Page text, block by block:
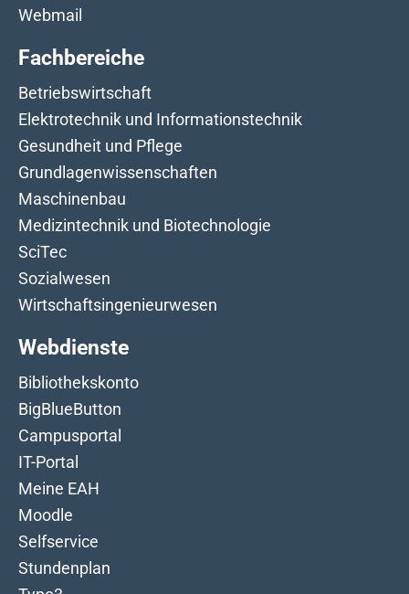
Webmail
Fachbereiche
Betriebswirtschaft
Elektrotechnik und Informationstechnik
Gesundheit und Pflege
Grundlagenwissenschaften
Maschinenbau
Medizintechnik und Biotechnologie
SciTec
Sozialwesen
Wirtschaftsingenieurwesen
Webdienste
Bibliothekskonto
BigBlueButton
Campusportal
IT-Portal
Meine EAH
Moodle
Selfservice
Stundenplan